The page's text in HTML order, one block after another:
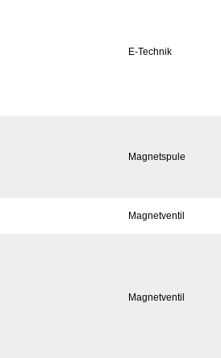
E-Technik
Magnetspule
Magnetventil
Magnetventil